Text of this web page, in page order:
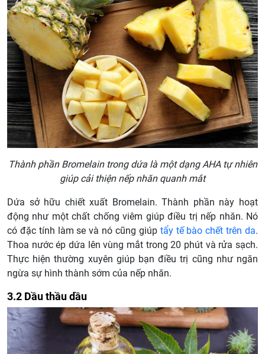
Thành phần Bromelain trong dứa là một dạng AHA tự nhiên
giúp cải thiện nếp nhăn quanh mắt
Dứa sở hữu chiết xuất Bromelain. Thành phần này hoạt
động như một chất chống viêm giúp điều trị nếp nhăn. Nó
có đặc tính làm se và nó cũng giúp tẩy tế bào chết trên da.
Thoa nước ép dứa lên vùng mắt trong 20 phút và rửa sạch.
Thực hiện thường xuyên giúp bạn điều trị cũng như ngăn
ngừa sự hình thành sớm của nếp nhăn.
3.2 Dầu thầu dầu